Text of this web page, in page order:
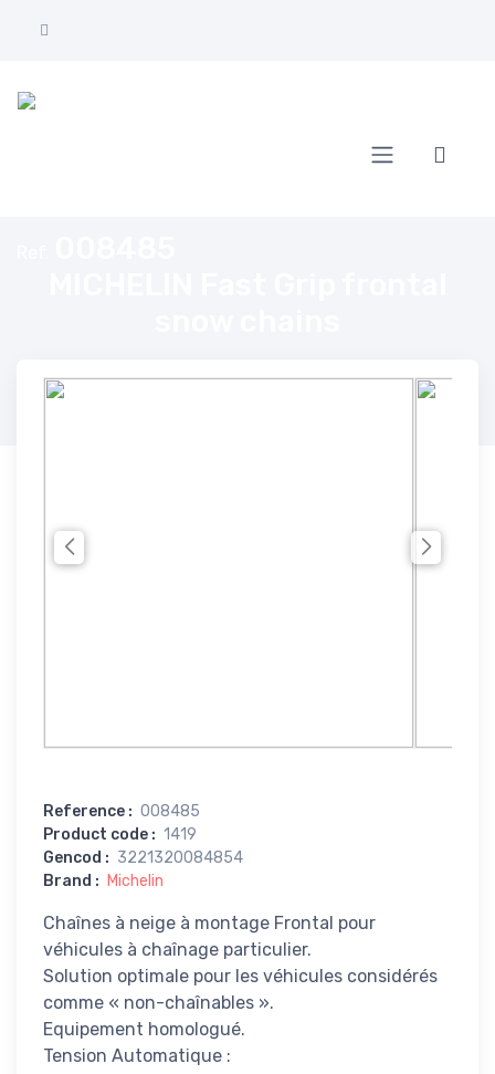
Reference : 008485
Product code : 1419
Gencod : 3221320084854
Brand : Michelin
Chaînes à neige à montage Frontal pour
véhicules à chaînage particulier.
Solution optimale pour les véhicules considérés
comme « non-chaînables ».
Equipement homologué.
Tension Automatique :